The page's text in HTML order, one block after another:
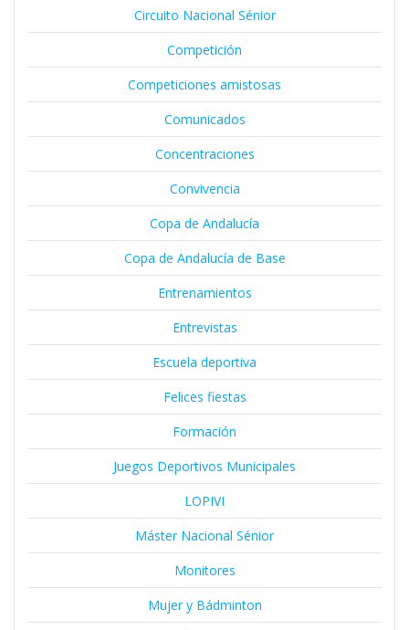
Circuito Nacional Sénior
Competición
Competiciones amistosas
Comunicados
Concentraciones
Convivencia
Copa de Andalucía
Copa de Andalucía de Base
Entrenamientos
Entrevistas
Escuela deportiva
Felices fiestas
Formación
Juegos Deportivos Municipales
LOPIVI
Máster Nacional Sénior
Monitores
Mujer y Bádminton